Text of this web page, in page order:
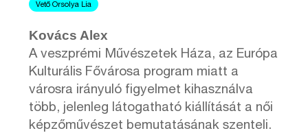
Vető Orsolya Lia
Kovács Alex
A veszprémi Művészetek Háza, az Európa
Kulturális Fővárosa program miatt a
városra irányuló figyelmet kihasználva
több, jelenleg látogatható kiállítását a női
képzőművészet bemutatásának szenteli.